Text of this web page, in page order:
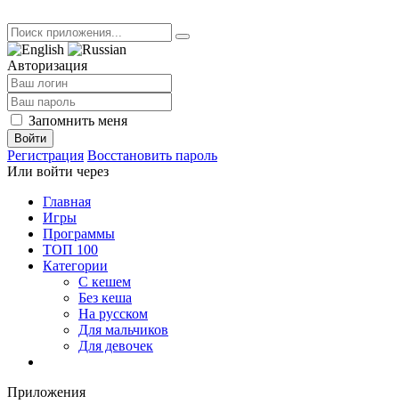
Авторизация
Запомнить меня
Войти
Регистрация Восстановить пароль
Или войти через
Главная
Игры
Программы
ТОП 100
Категории
С кешем
Без кеша
На русском
Для мальчиков
Для девочек
Приложения